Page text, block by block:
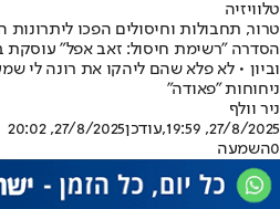
טלוויזיה
טרור, תחבולות וחיסולים הפכו ליתרונות
הסדרה "רשימת חיסול: זאב אפל" עוסקת
וביון • לא פלא שהם ליהקו את רונה לי
ניחוחות "פאודה"
ניר וולף
27/8/2025, 19:59
,עודכן27/8/2025, 20:02
0השמעה